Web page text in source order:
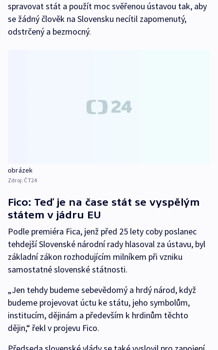
spravovat stát a použít moc svěřenou ústavou tak, aby
se žádný člověk na Slovensku necítil zapomenutý,
odstrčený a bezmocný.
obrázek
Zdroj: ČT24
Fico: Teď je na čase stát se vyspělým
státem v jádru EU
Podle premiéra Fica, jenž před 25 lety coby poslanec
tehdejší Slovenské národní rady hlasoval za ústavu, byl
základní zákon rozhodujícím milníkem při vzniku
samostatné slovenské státnosti.
„Jen tehdy budeme sebevědomý a hrdý národ, když
budeme projevovat úctu ke státu, jeho symbolům,
institucím, dějinám a především k hrdinům těchto
dějin,“ řekl v projevu Fico.